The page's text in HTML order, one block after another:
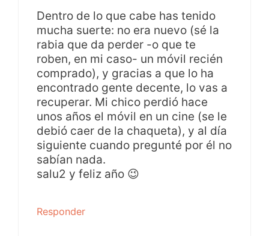
Dentro de lo que cabe has tenido
mucha suerte: no era nuevo (sé la
rabia que da perder -o que te
roben, en mi caso- un móvil recién
comprado), y gracias a que lo ha
encontrado gente decente, lo vas a
recuperar. Mi chico perdió hace
unos años el móvil en un cine (se le
debió caer de la chaqueta), y al día
siguiente cuando pregunté por él no
sabían nada.
salu2 y feliz año 😉
Responder